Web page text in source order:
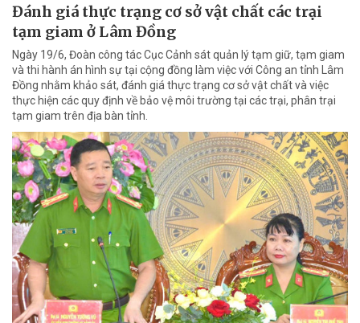
Đánh giá thực trạng cơ sở vật chất các trại
tạm giam ở Lâm Đồng
Ngày 19/6, Đoàn công tác Cục Cảnh sát quản lý tạm giữ, tạm giam
và thi hành án hình sự tại cộng đồng làm việc với Công an tỉnh Lâm
Đồng nhằm khảo sát, đánh giá thực trạng cơ sở vật chất và việc
thực hiện các quy định về bảo vệ môi trường tại các trại, phân trại
tạm giam trên địa bàn tỉnh.